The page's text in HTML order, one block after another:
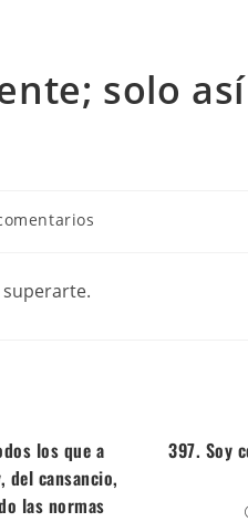
solo
los que a
del cansancio,
las normas
397. Soy